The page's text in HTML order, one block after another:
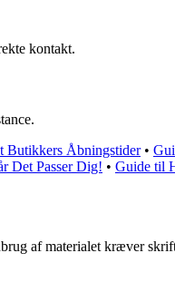
kontakt.
Butikkers Åbningstider•
Det Passer Dig! • Guide til
af materialet kræver